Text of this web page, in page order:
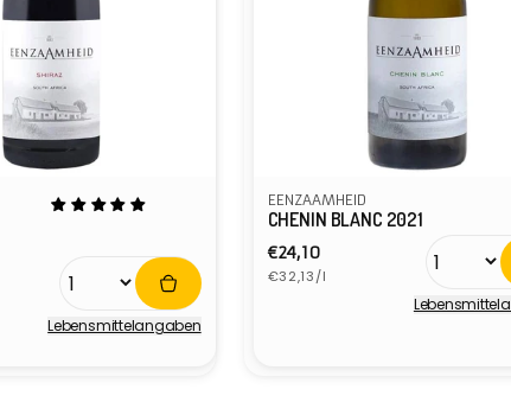
Lebensmittel­angaben
EENZAAMHEID
CHENIN BLANC 2021
Normaler
Preis
€24,10
Grundpreis
€32,13/l